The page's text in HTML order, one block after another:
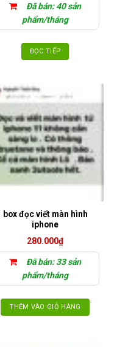
Đã bán: 40 sản
phẩm/tháng
ĐỌC TIẾP
box đọc viết màn hình
iphone
280.000₫
Đã bán: 33 sản
phẩm/tháng
THÊM VÀO GIỎ HÀNG